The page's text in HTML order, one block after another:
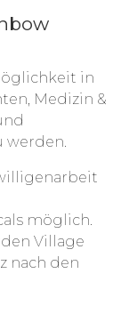
in
Medizin &
werden.
möglich.
Village
nach den